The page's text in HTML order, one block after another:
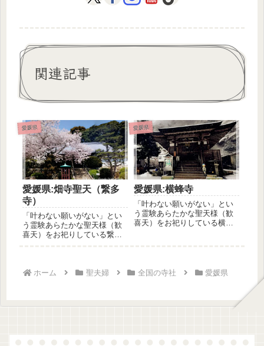
関連記事
愛媛県
愛媛県:畑寺聖天（繋多
寺）
「叶わない願いがない」とい
う霊験あらたかな聖天様（歓
喜天）をお祀りしている繋多
愛媛県
愛媛県:横蜂寺
「叶わない願いがない」とい
う霊験あらたかな聖天様（歓
喜天）をお祀りしている横峰
ホーム 聖夫婦 全国の寺社 愛媛県